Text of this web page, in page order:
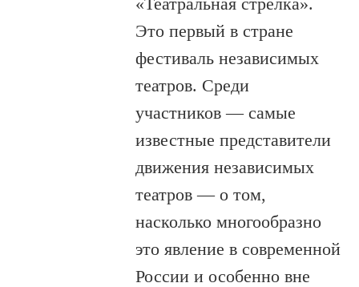
Это первый в стране
фестиваль независимых
театров. Среди
участников — самые
известные представители
движения независимых
театров — о том,
насколько многообразно
это явление в современной
России и особенно вне